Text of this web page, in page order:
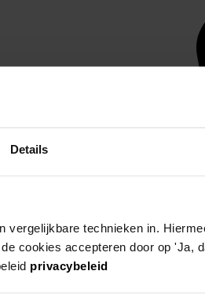
Details
technieken in.
cookies accepteren door op 'Ja,
privacybeleid